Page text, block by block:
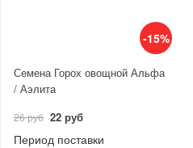
-15%
Семена Горох овощной Альфа
/ Аэлита
26 руб 22 руб
Период поставки